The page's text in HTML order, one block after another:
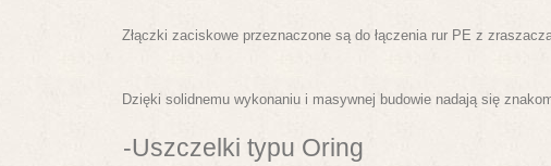
Złączki zaciskowe przeznaczone są do łączenia rur PE z
Dzięki solidnemu wykonaniu i masywnej budowie nadają się
-Uszczelki typu Oring